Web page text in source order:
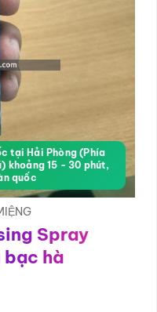
tại Hải Phòng (Phía
khoảng 15 - 30 phút,
quốc
Spray
bạc hà